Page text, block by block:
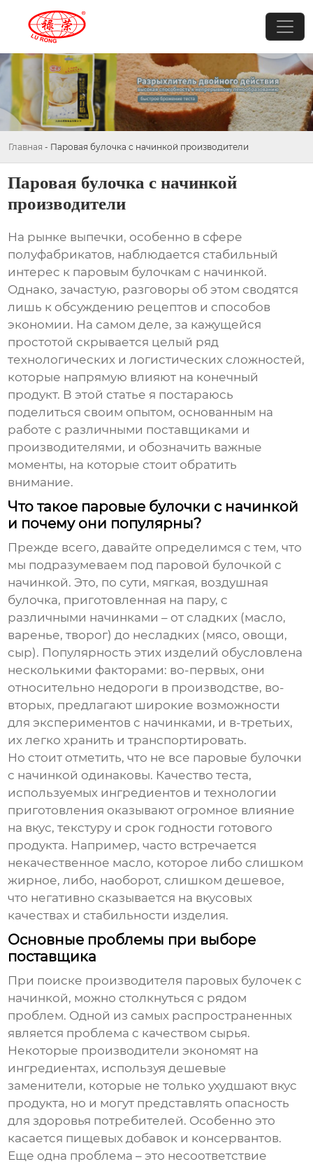
Главная - Паровая булочка с начинкой производители
Паровая булочка с начинкой
производители
На рынке выпечки, особенно в сфере
полуфабрикатов, наблюдается стабильный
интерес к паровым булочкам с начинкой.
Однако, зачастую, разговоры об этом сводятся
лишь к обсуждению рецептов и способов
экономии. На самом деле, за кажущейся
простотой скрывается целый ряд
технологических и логистических сложностей,
которые напрямую влияют на конечный
продукт. В этой статье я постараюсь
поделиться своим опытом, основанным на
работе с различными поставщиками и
производителями, и обозначить важные
моменты, на которые стоит обратить
внимание.
Что такое паровые булочки с начинкой
и почему они популярны?
Прежде всего, давайте определимся с тем, что
мы подразумеваем под паровой булочкой с
начинкой. Это, по сути, мягкая, воздушная
булочка, приготовленная на пару, с
различными начинками – от сладких (масло,
варенье, творог) до несладких (мясо, овощи,
сыр). Популярность этих изделий обусловлена
несколькими факторами: во-первых, они
относительно недороги в производстве, во-
вторых, предлагают широкие возможности
для экспериментов с начинками, и в-третьих,
их легко хранить и транспортировать.
Но стоит отметить, что не все паровые булочки
с начинкой одинаковы. Качество теста,
используемых ингредиентов и технологии
приготовления оказывают огромное влияние
на вкус, текстуру и срок годности готового
продукта. Например, часто встречается
некачественное масло, которое либо слишком
жирное, либо, наоборот, слишком дешевое,
что негативно сказывается на вкусовых
качествах и стабильности изделия.
Основные проблемы при выборе
поставщика
При поиске производителя паровых булочек с
начинкой, можно столкнуться с рядом
проблем. Одной из самых распространенных
является проблема с качеством сырья.
Некоторые производители экономят на
ингредиентах, используя дешевые
заменители, которые не только ухудшают вкус
продукта, но и могут представлять опасность
для здоровья потребителей. Особенно это
касается пищевых добавок и консервантов.
Еще одна проблема – это несоответствие